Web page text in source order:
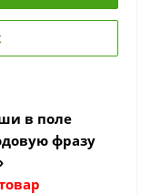
в поле
фразу